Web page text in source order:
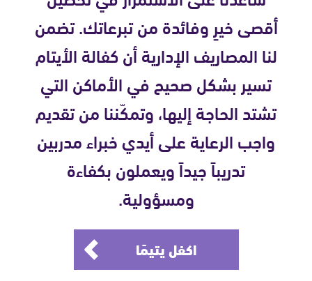
أقصى خيرٍ وفائدة من تبرعاتك. تضمن
لنا المصاريف الإدارية أن كفالة الأيتام
تسير بشكل صحيح في الأماكن التي
تشتد الحاجة إليها، وتمكّننا من تقديم
واجب الرعاية على أيدي خبراء مدربين
تدريباً جيداً ويعملون بكفاءة
ومسؤولية.
اكفل يتيمًا